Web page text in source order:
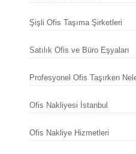
Şişli Ofis Taşıma Şirketleri
Satılık Ofis ve Büro Eşyaları
Profesyonel Ofis Taşırken
Ofis Nakliyesi İstanbul
Ofis Nakliye Hizmetleri